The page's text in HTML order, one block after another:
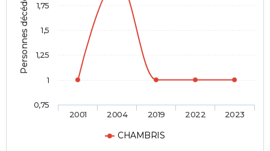
Personnes décédées
CHAMBRIS
2001 2004 2019 2022 2023
0,75
1
1,25
1,5
1,75